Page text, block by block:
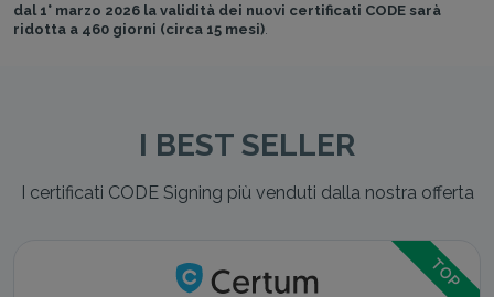
dal 1° marzo 2026 la validità dei nuovi certificati CODE sarà
ridotta a 460 giorni (circa 15 mesi)
I BEST SELLER
I certificati CODE Signing più venduti dalla nostra offerta
TOP